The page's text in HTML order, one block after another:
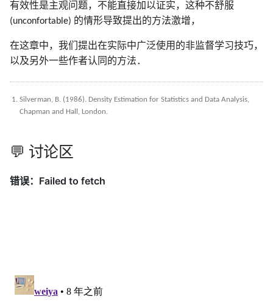
有效性是主观问题，不能直接加以证实，这种不舒服
(unconfortable) 的情形导致提出的方法激增，
在这章中，我们提出在实际中广泛使用的非监督学习技巧，
以及另外一些作者认同的方法．
Silverman, B. (1986). Density Estimation for Statistics and Data Analysis,
Chapman and Hall, London.
💬 讨论区